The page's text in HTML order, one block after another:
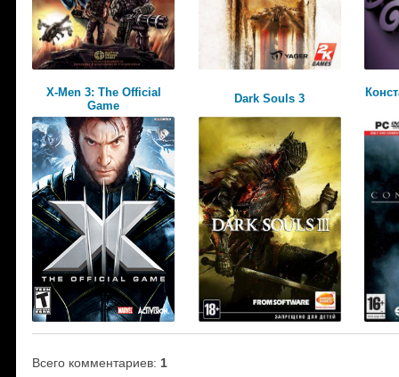
X-Men 3: The Official
Game
Dark Souls 3
Всего комментариев: 1